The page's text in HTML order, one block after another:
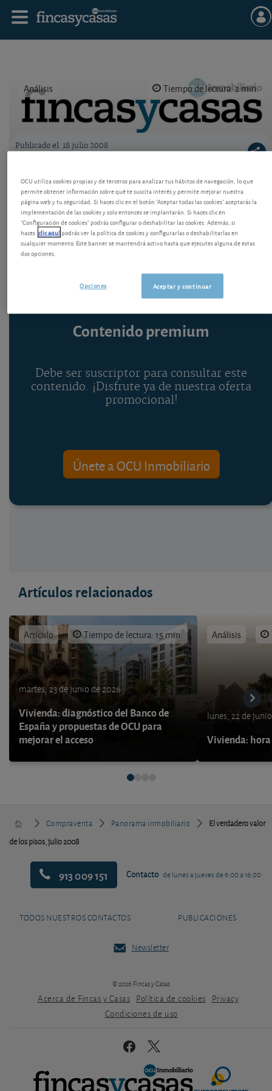
Análisis Tiempo de lectura: 2 min.
Logo OCU inmobiliario
Publicado el 18 julio 2008
El verdadero valor de los pisos, julio 2008
El valor de su piso lo marca el mercado. No se debe
confundir valor con coste. Son lecciones de la
economía real, que algunas inmobiliarias no
debieran olvidar.
Contenido premium
Debe ser suscriptor para consultar este
contenido. ¡Disfrute ya de nuestra oferta
promocional!
Únete a OCU Inmobiliario
Artículos relacionados
Artículo Tiempo de lectura: 15 min.
martes, 23 de junio de 2026
Vivienda: diagnóstico del Banco de
España y propuestas de OCU para
mejorar el acceso
Análisis
lunes, 22 de
Vivienda: hora
Compraventa Panorama inmobiliario
El verdadero valor
de los pisos, julio 2008
913 009 151 Contacto de lunes a jueves de 9:00 a 16:00
TODOS NUESTROS CONTACTOS PUBLICACIONES
Newsletter
© 2026 Fincas y Casas
Acerca de Fincas y Casas Política de cookies
Privacy
Condiciones de uso
OCU utiliza cookies propias y de terceros para analizar tus hábitos de navegación, lo que
permite obtener información sobre qué te suscita interés y permite mejorar nuestra
página web y tu seguridad. Si haces clic en el botón "Aceptar todas las cookies" aceptarás la
implementación de las cookies y solo entonces se implantarán. Si haces clic en
"Configuración de cookies" podrás configurar o deshabilitar las cookies. Además, si
haces clic aquípodrás ver la política de cookies y configurarlas o deshabilitarlas en
cualquier momento. Este banner se mantendrá activo hasta que ejecutes alguna de estas
dos opciones.
Aceptar y continuar
Opciones